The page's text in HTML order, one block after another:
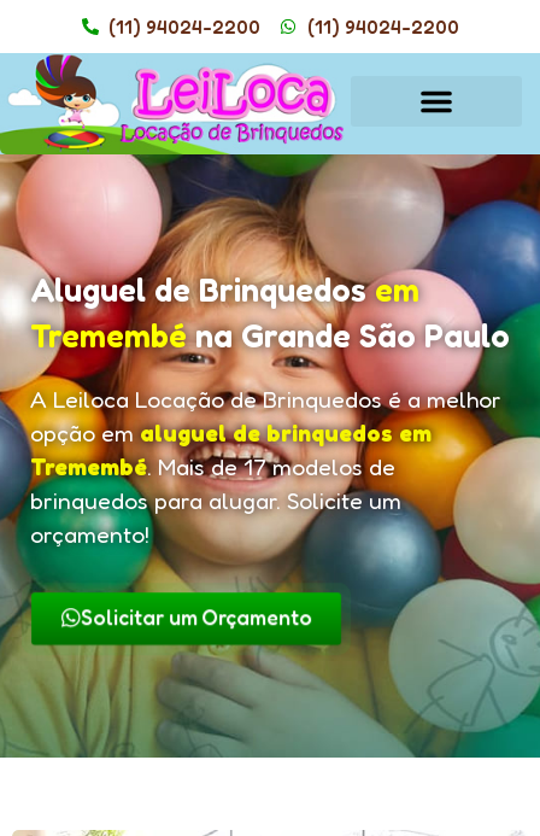
(11) 94024-2200 (11) 94024-2200
Aluguel de Brinquedosem
Tremembéna Grande São Paulo
A Leiloca Locação de Brinquedos é a melhor
opção emaluguel de brinquedos em
Tremembé. Mais de 17 modelos de
brinquedos para alugar. Solicite um
orçamento!
Solicitar um Orçamento